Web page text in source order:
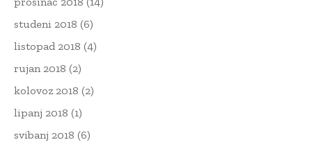
studeni 2018 (6)
listopad 2018 (4)
rujan 2018 (2)
kolovoz 2018 (2)
lipanj 2018 (1)
svibanj 2018 (6)